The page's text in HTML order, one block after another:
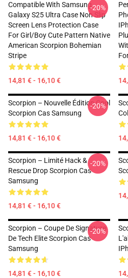
Compatible With Samsung
Galaxy S25 Ultra Case Non Slip
Screen Lens Protection Case
For Girl/Boy Cute Pattern Native
American Scorpion Bohemian
Stripe
14,81 € - 16,10 €
-20%
Scorpion – Nouvelle Édition Cool
Scorpion Cas Samsung
14,81 € - 16,10 €
-20%
Scorpion – Limité Hack &
Rescue Drop Scorpion Cas
Samsung
14,81 € - 16,10 €
-20%
Scorpion – Coupe De Signature
De Tech Elite Scorpion Cas
Samsung
14,81 € - 16,10 €
-20%